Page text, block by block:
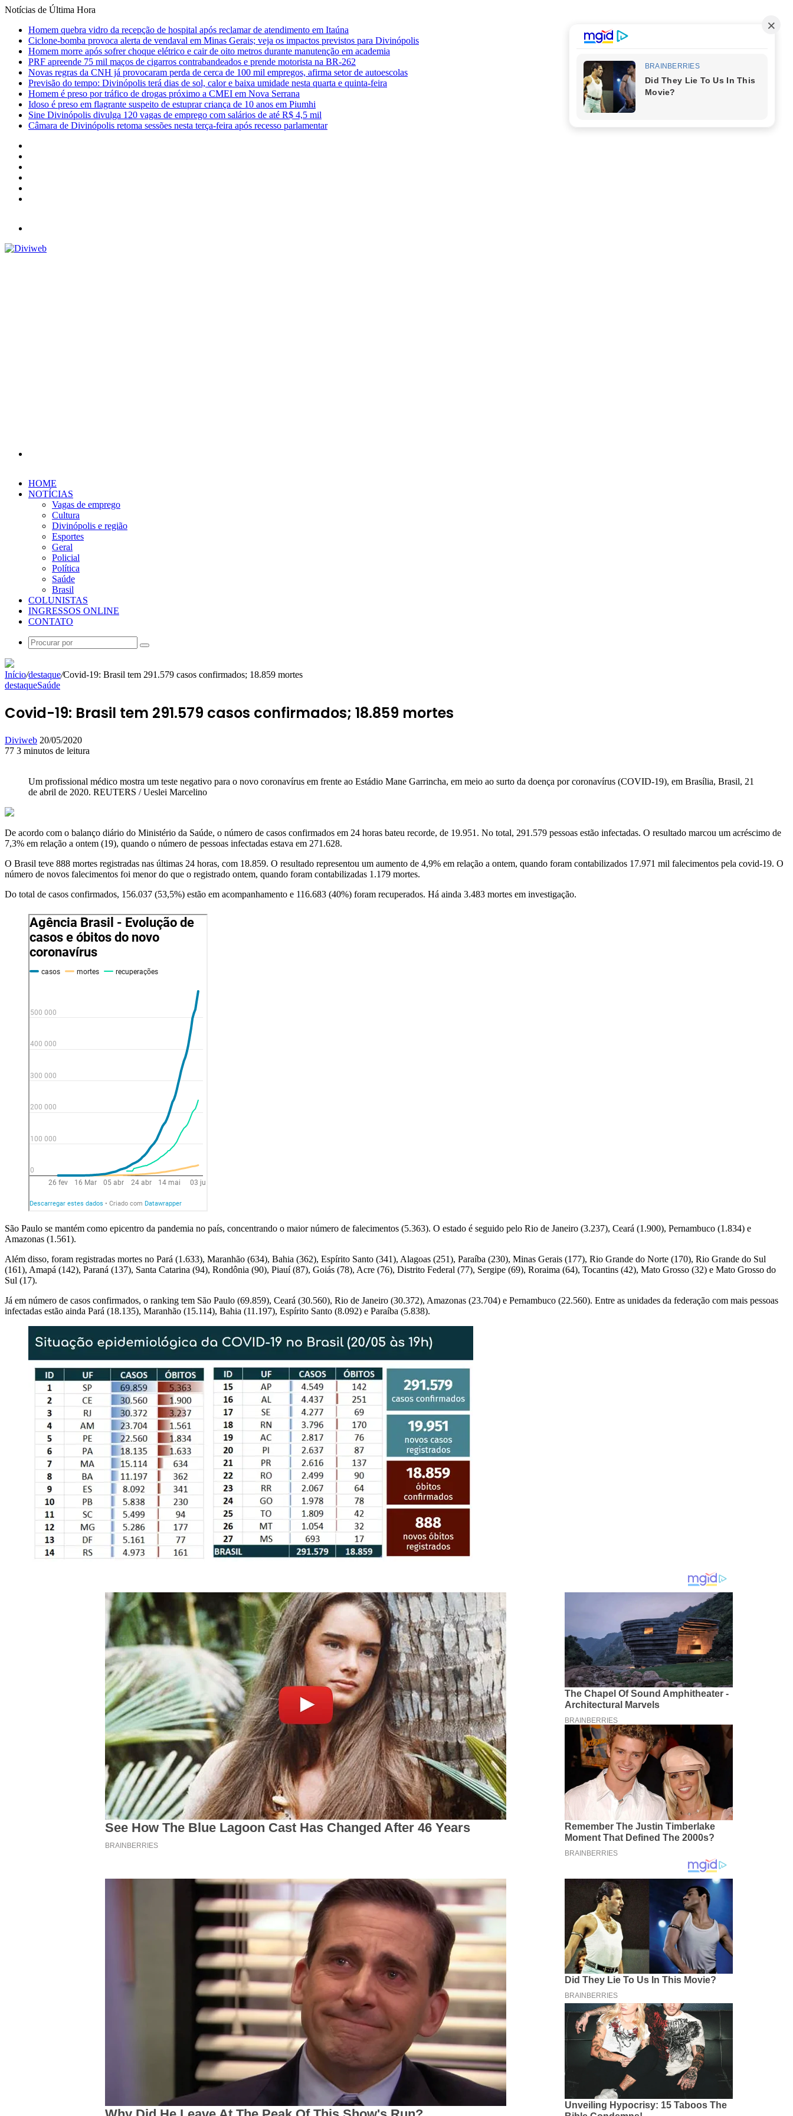
Notícias de Última Hora
Homem quebra vidro da recepção de hospital após reclamar de atendimento em Itaúna
Ciclone-bomba provoca alerta de vendaval em Minas Gerais; veja os impactos previstos para Divinópolis
Homem morre após sofrer choque elétrico e cair de oito metros durante manutenção em academia
PRF apreende 75 mil maços de cigarros contrabandeados e prende motorista na BR-262
Novas regras da CNH já provocaram perda de cerca de 100 mil empregos, afirma setor de autoescolas
Previsão do tempo: Divinópolis terá dias de sol, calor e baixa umidade nesta quarta e quinta-feira
Homem é preso por tráfico de drogas próximo a CMEI em Nova Serrana
Idoso é preso em flagrante suspeito de estuprar criança de 10 anos em Piumhi
Sine Divinópolis divulga 120 vagas de emprego com salários de até R$ 4,5 mil
Câmara de Divinópolis retoma sessões nesta terça-feira após recesso parlamentar
HOME
NOTÍCIAS
Vagas de emprego
Cultura
Divinópolis e região
Esportes
Geral
Policial
Política
Saúde
Brasil
COLUNISTAS
INGRESSOS ONLINE
CONTATO
Procurar
Início/destaque/Covid-19: Brasil tem 291.579 casos confirmados; 18.859 mortes
destaqueSaúde
Covid-19: Brasil tem 291.579 casos confirmados; 18.859 mortes
Diviweb Mande
um
20/05/2020
77 3 minutos de leitura
Um profissional médico mostra um teste negativo para o novo coronavírus em frente ao Estádio Mane Garrincha, em meio ao surto da doença por coronavírus (COVID-19), em Brasília, Brasil, 21
de abril de 2020. REUTERS / Ueslei Marcelino
De acordo com o balanço diário do Ministério da Saúde, o número de casos confirmados em 24 horas bateu recorde, de 19.951. No total, 291.579 pessoas estão infectadas. O resultado marcou um acréscimo de
7,3% em relação a ontem (19), quando o número de pessoas infectadas estava em 271.628.
O Brasil teve 888 mortes registradas nas últimas 24 horas, com 18.859. O resultado representou um aumento de 4,9% em relação a ontem, quando foram contabilizados 17.971 mil falecimentos pela covid-19. O
número de novos falecimentos foi menor do que o registrado ontem, quando foram contabilizadas 1.179 mortes.
Do total de casos confirmados, 156.037 (53,5%) estão em acompanhamento e 116.683 (40%) foram recuperados. Há ainda 3.483 mortes em investigação.
São Paulo se mantém como epicentro da pandemia no país, concentrando o maior número de falecimentos (5.363). O estado é seguido pelo Rio de Janeiro (3.237), Ceará (1.900), Pernambuco (1.834) e
Amazonas (1.561).
Além disso, foram registradas mortes no Pará (1.633), Maranhão (634), Bahia (362), Espírito Santo (341), Alagoas (251), Paraíba (230), Minas Gerais (177), Rio Grande do Norte (170), Rio Grande do Sul
(161), Amapá (142), Paraná (137), Santa Catarina (94), Rondônia (90), Piauí (87), Goiás (78), Acre (76), Distrito Federal (77), Sergipe (69), Roraima (64), Tocantins (42), Mato Grosso (32) e Mato Grosso do
Sul (17).
Já em número de casos confirmados, o ranking tem São Paulo (69.859), Ceará (30.560), Rio de Janeiro (30.372), Amazonas (23.704) e Pernambuco (22.560). Entre as unidades da federação com mais pessoas
infectadas estão ainda Pará (18.135), Maranhão (15.114), Bahia (11.197), Espírito Santo (8.092) e Paraíba (5.838).